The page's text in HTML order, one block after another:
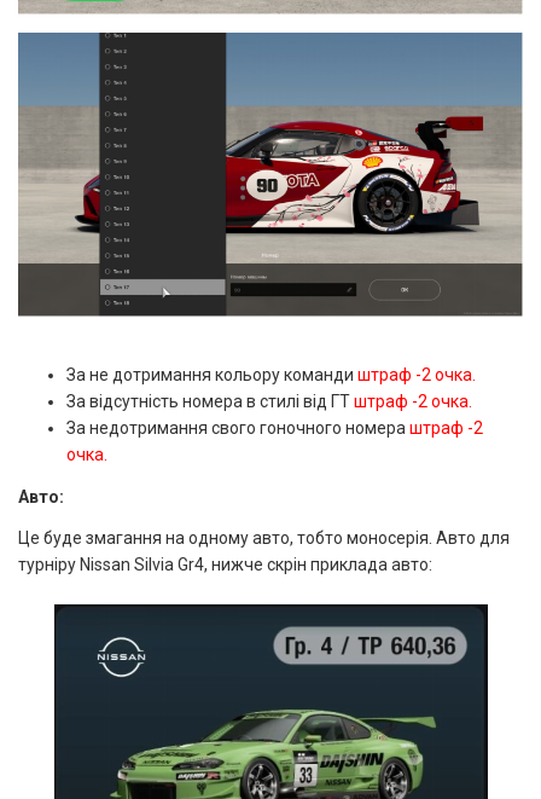
За не дотримання кольору команди штраф -2 очка.
За відсутність номера в стилі від ГТштраф -2 очка.
За недотримання свого гоночного номера штраф -2
очка.
Авто:
Це буде змагання на одному авто, тобто моносерія. Авто для
турніру Nissan Silvia Gr4, нижче скрін приклада авто: